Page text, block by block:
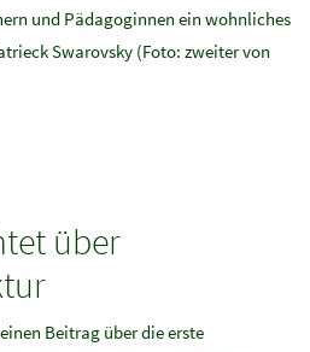
und Pädagoginnen ein wohnliches
Swarovsky (Foto: zweiter von
über
Beitrag über die erste